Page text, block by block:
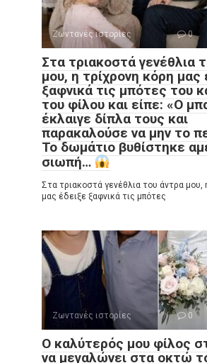
Ζωντανές ιστορίες 0
Στα τριακοστά γενέθλια
μου, η τρίχρονη κόρη μας
ξαφνικά τις μπότες του
του φίλου και είπε: «Ο
έκλαιγε δίπλα τους και
παρακαλούσε να μην το
Το δωμάτιο βυθίστηκε
σιωπή…
Στα τριακοστά γενέθλια του άντρα μου,
μας έδειξε ξαφνικά τις μπότες
Ζωντανές ιστορίες 0
Ο καλύτερός μου φίλος
να μεγαλώνει στα οκτώ